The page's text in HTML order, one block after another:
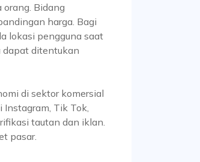
Bidang
harga. Bagi
lokasi pengguna saat
dapat ditentukan
di sektor komersial
Tik Tok,
tautan dan iklan.
pasar.